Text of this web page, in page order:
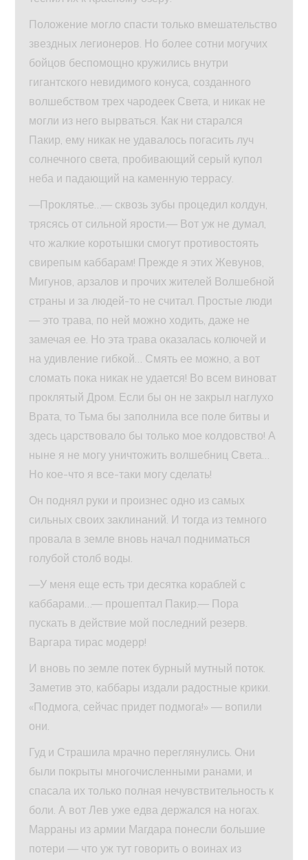
Положение могло спасти только вмешательство
звездных легионеров. Но более сотни могучих
бойцов беспомощно кружились внутри
гигантского невидимого конуса, созданного
волшебством трех чародеек Света, и никак не
могли из него вырваться. Как ни старался
Пакир, ему никак не удавалось погасить луч
солнечного света, пробивающий серый купол
неба и падающий на каменную террасу.
—Проклятье…— сквозь зубы процедил колдун,
трясясь от сильной ярости.— Вот уж не думал,
что жалкие коротышки смогут противостоять
свирепым каббарам! Прежде я этих Жевунов,
Мигунов, арзалов и прочих жителей Волшебной
страны и за людей-то не считал. Простые люди
— это трава, по ней можно ходить, даже не
замечая ее. Но эта трава оказалась колючей и
на удивление гибкой… Смять ее можно, а вот
сломать пока никак не удается! Во всем виноват
проклятый Дром. Если бы он не закрыл наглухо
Врата, то Тьма бы заполнила все поле битвы и
здесь царствовало бы только мое колдовство! А
ныне я не могу уничтожить волшебниц Света…
Но кое-что я все-таки могу сделать!
Он поднял руки и произнес одно из самых
сильных своих заклинаний. И тогда из темного
провала в земле вновь начал подниматься
голубой столб воды.
—У меня еще есть три десятка кораблей с
каббарами…— прошептал Пакир.— Пора
пускать в действие мой последний резерв.
Варгара тирас модерр!
И вновь по земле потек бурный мутный поток.
Заметив это, каббары издали радостные крики.
«Подмога, сейчас придет подмога!» — вопили
они.
Гуд и Страшила мрачно переглянулись. Они
были покрыты многочисленными ранами, и
спасала их только полная нечувствительность к
боли. А вот Лев уже едва держался на ногах.
Марраны из армии Магдара понесли большие
потери — что уж тут говорить о воинах из